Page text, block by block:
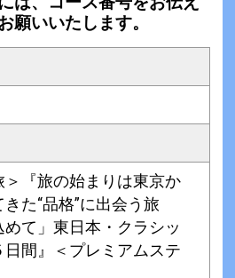
願いいたします。
＞『旅の始まりは東京か
た“品格”に出会う旅
めて」東日本・クラシッ
間』＜プレミアムステ